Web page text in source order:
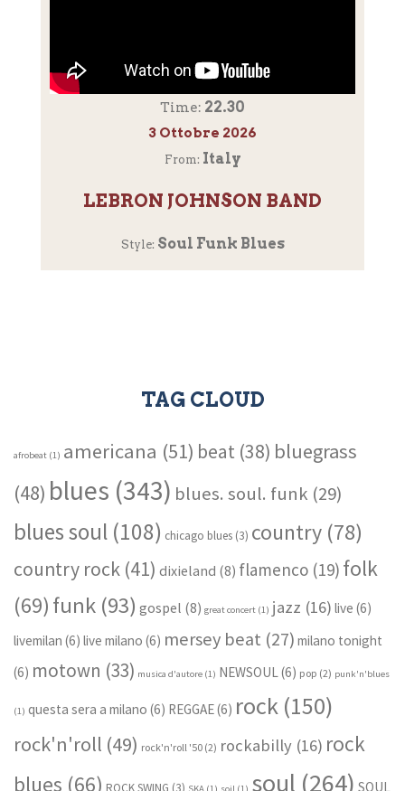
Time: 22.30
3 Ottobre 2026
From: Italy
LEBRON JOHNSON BAND
Style: Soul Funk Blues
TAG CLOUD
afrobeat (1) americana (51) beat (38) bluegrass
(48) blues (343) blues. soul. funk (29)
blues soul (108) chicago blues (3) country (78)
country rock (41) dixieland (8) flamenco (19) folk
(69) funk (93) gospel (8) great concert (1) jazz (16) live (6)
livemilan (6) live milano (6) mersey beat (27) milano tonight
(6) motown (33) musica d'autore (1) NEWSOUL (6) pop (2) punk'n'blues
(1) questa sera a milano (6) REGGAE(6) rock (150)
rock'n'roll (49) rock'n'roll '50 (2) rockabilly (16) rock
blues (66) ROCK SWING (3) SKA (1) soil (1) soul (264) SOUL